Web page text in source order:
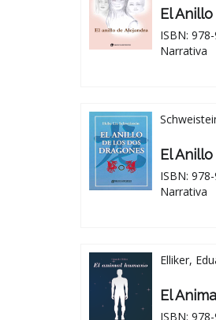
El
ISBN:
Narrativa
El
ISBN:
Narrativa
Elliker,
El
ISBN: